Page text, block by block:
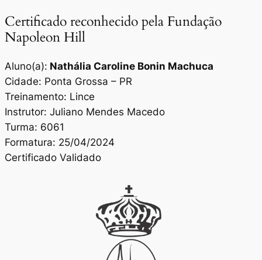
Certificado reconhecido pela Fundação
Napoleon Hill
Aluno(a): Nathália Caroline Bonin Machuca
Cidade: Ponta Grossa – PR
Treinamento: Lince
Instrutor: Juliano Mendes Macedo
Turma: 6061
Formatura: 25/04/2024
Certificado Validado